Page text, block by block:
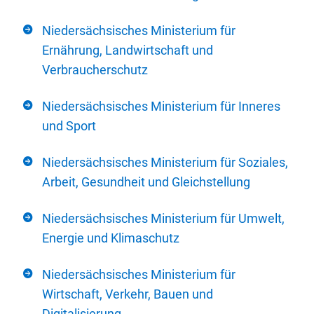
Niedersächsisches Ministerium für
Ernährung, Landwirtschaft und
Verbraucherschutz
Niedersächsisches Ministerium für Inneres
und Sport
Niedersächsisches Ministerium für Soziales,
Arbeit, Gesundheit und Gleichstellung
Niedersächsisches Ministerium für Umwelt,
Energie und Klimaschutz
Niedersächsisches Ministerium für
Wirtschaft, Verkehr, Bauen und